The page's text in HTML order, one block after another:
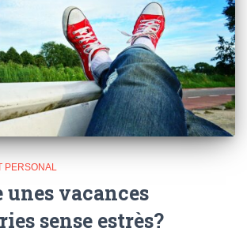
PERSONAL
unes vacances
sense estrès?